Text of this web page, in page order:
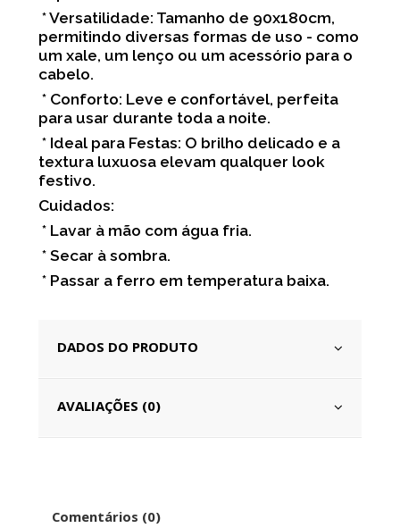
* Versatilidade: Tamanho de 90x180cm,
permitindo diversas formas de uso - como
um xale, um lenço ou um acessório para o
cabelo.
* Conforto: Leve e confortável, perfeita
para usar durante toda a noite.
* Ideal para Festas: O brilho delicado e a
textura luxuosa elevam qualquer look
festivo.
Cuidados:
* Lavar à mão com água fria.
* Secar à sombra.
* Passar a ferro em temperatura baixa.
DADOS DO PRODUTO
AVALIAÇÕES (0)
Comentários (0)